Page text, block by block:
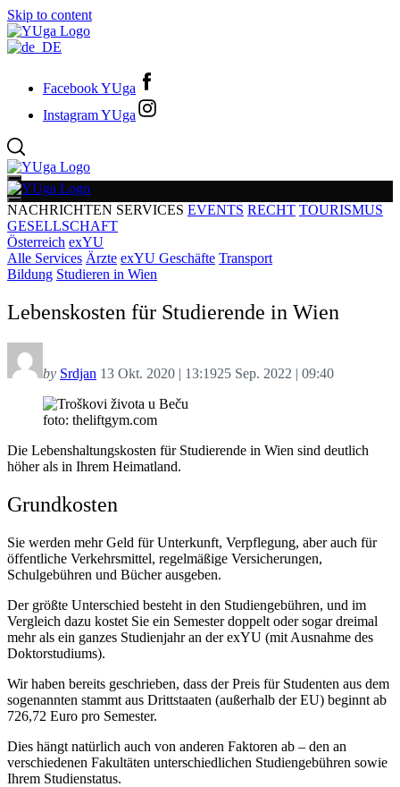
Skip to content
Facebook YUga
Instagram YUga
NACHRICHTEN SERVICES EVENTS RECHT TOURISMUS
GESELLSCHAFT
Österreich exYU
Alle Services Ärzte exYU Geschäfte Transport
Bildung Studieren in Wien
Lebenskosten für Studierende in Wien
by Srdjan 13 Okt. 2020 | 13:1925 Sep. 2022 | 09:40
foto: theliftgym.com
Die Lebenshaltungskosten für Studierende in Wien sind deutlich
höher als in Ihrem Heimatland.
Grundkosten
Sie werden mehr Geld für Unterkunft, Verpflegung, aber auch für
öffentliche Verkehrsmittel, regelmäßige Versicherungen,
Schulgebühren und Bücher ausgeben.
Der größte Unterschied besteht in den Studiengebühren, und im
Vergleich dazu kostet Sie ein Semester doppelt oder sogar dreimal
mehr als ein ganzes Studienjahr an der exYU (mit Ausnahme des
Doktorstudiums).
Wir haben bereits geschrieben, dass der Preis für Studenten aus dem
sogenannten stammt aus Drittstaaten (außerhalb der EU) beginnt ab
726,72 Euro pro Semester.
Dies hängt natürlich auch von anderen Faktoren ab – den an
verschiedenen Fakultäten unterschiedlichen Studiengebühren sowie
Ihrem Studienstatus.